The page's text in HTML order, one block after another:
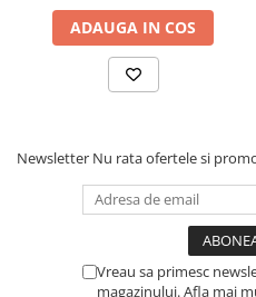
ADAUGA IN COS
Newsletter Nu rata ofertele si
Vreau sa primesc
magazinului. Afla mai